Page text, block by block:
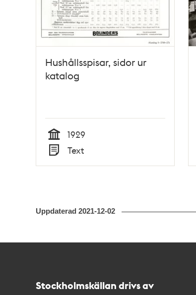
Hushållsspisar, sidor ur
katalog
Tid
1929
Typ
Text
Uppdaterad 2021-12-02
Stockholmskällan drivs av